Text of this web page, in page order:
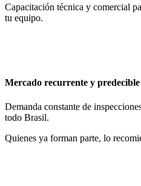
Capacitación técnica y comercial
tu equipo.
Mercado recurrente y predecible
Demanda constante de
todo Brasil.
Quienes ya forman parte, lo